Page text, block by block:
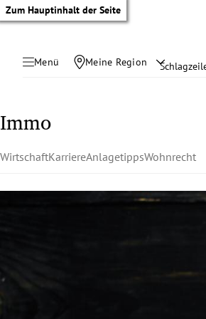
Zum Hauptinhalt der Seite
Menü Meine Region
Untermenü
Immo
WirtschaftKarriereAnlagetippsWohnrecht